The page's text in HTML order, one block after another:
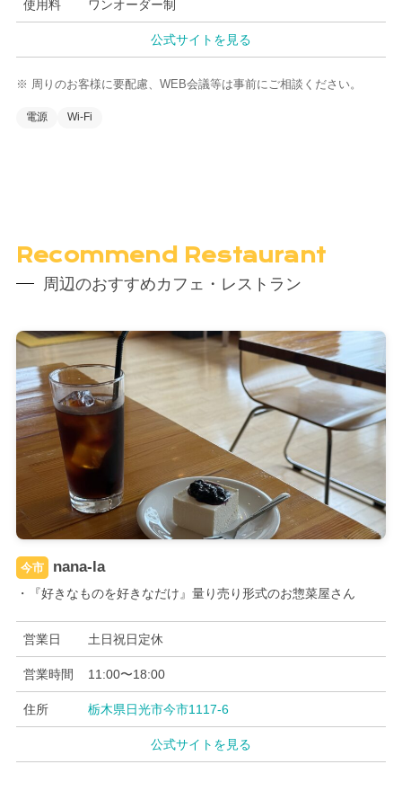
使用料 ワンオーダー制
公式サイトを見る
※ 周りのお客様に要配慮、WEB会議等は事前にご相談ください。
電源 Wi-Fi
Recommend Restaurant
周辺のおすすめカフェ・レストラン
今市 nana-la
・『好きなものを好きなだけ』量り売り形式のお惣菜屋さん
営業日 土日祝日定休
営業時間 11:00〜18:00
住所 栃木県日光市今市1117-6
公式サイトを見る